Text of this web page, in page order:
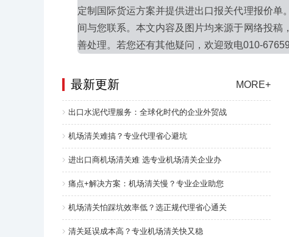
定制国际货运方案并提供进出口报关代理报价
间与您联系。本文内容及图片均来源于网络投
善处理。若您还有其他疑问，欢迎致电010-
最新更新 MORE+
出口水泥代理服务：全球化时代的企业外贸战
机场清关难搞？专业代理省心避坑
进出口商机场清关难 选专业机场清关企业办
痛点+解决方案：机场清关慢？专业企业助您
机场清关怕踩坑效率低？选正规代理省心通关
清关延误成本高？专业机场清关快又稳